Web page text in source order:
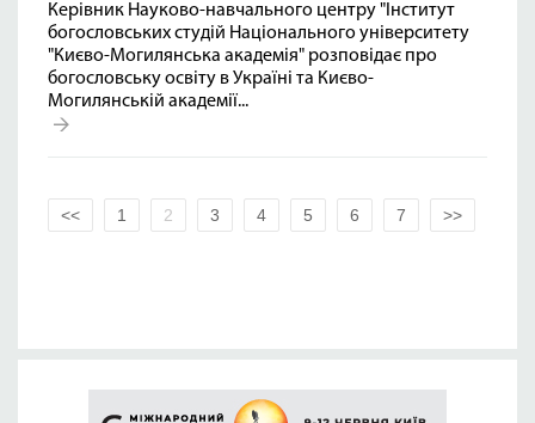
Керівник Науково-навчального центру "Інститут
богословських студій Національного університету
"Києво-Могилянська академія" розповідає про
богословську освіту в Україні та Києво-
Могилянській академії...
<< 1 2 3 4 5 6 7 >>